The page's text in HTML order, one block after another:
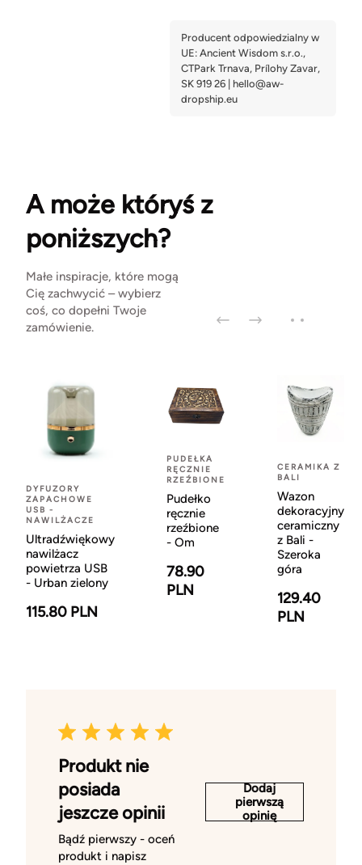
A może któryś z
poniższych?
Małe inspiracje, które mogą
Cię zachwycić – wybierz
coś, co dopełni Twoje
zamówienie.
DYFUZORY
ZAPACHOWE
USB -
NAWILŻACZE
Ultradźwiękowy
nawilżacz
powietrza USB
- Urban zielony
115.80 PLN
PUDEŁKA
RĘCZNIE
RZEŹBIONE
Pudełko
ręcznie
rzeźbione
- Om
78.90
PLN
CERAMIKA Z
BALI
Wazon
dekoracyjny
ceramiczny
z Bali -
Szeroka
góra
129.40
PLN
Produkt nie
posiada
jeszcze opinii
Bądź pierwszy - oceń
produkt i napisz
Dodaj
pierwszą
opinię